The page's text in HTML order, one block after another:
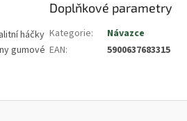
háčky
gumové
Doplňkové parametry
Kategorie:
Návazce
EAN: 5900637683315